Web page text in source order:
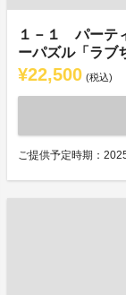
１－１ パーテ
ーパズル「ラブ
¥22,500 (税込)
ご提供予定時期：